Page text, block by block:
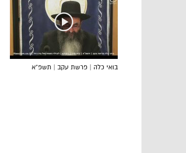
בואי כלה | פרשת עקב | תשפ”א